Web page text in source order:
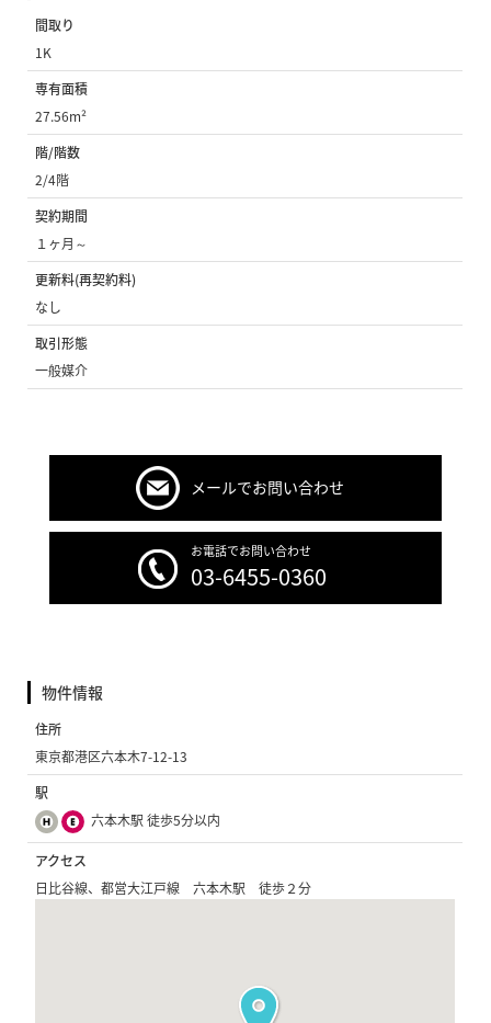
間取り
1K
専有面積
27.56m²
階/階数
2/4階
契約期間
１ヶ月～
更新料(再契約料)
なし
取引形態
一般媒介
メールでお問い合わせ
お電話でお問い合わせ
03-6455-0360
物件情報
住所
東京都港区六本木7-12-13
駅
六本木駅 徒歩5分以内
アクセス
日比谷線、都営大江戸線 六本木駅 徒歩２分